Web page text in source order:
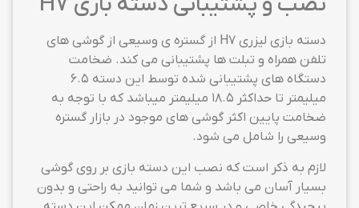
دسته بازی لیزری H7 از گستره ی وسیعی از گوشی های
تلفن همراه و تبلت ها پشتیبانی می کند. ضخامت
دستگاه های پشتیبانی شده توسط این دسته 6.5
میلیمتر تا حداکثر 18.5 میلیمتر میباشد که با توجه به
ضخامت پایین اکثر گوشی های موجود در بازار گستره
وسیعی را شامل می شود.
لازم به ذکر است که نصب این دسته بازی بر روی گوشی
بسیار آسان می باشد و شما می توانید به راحتی و بدون